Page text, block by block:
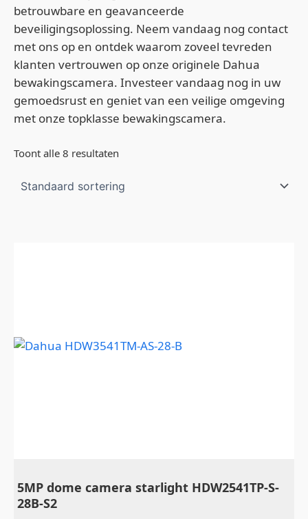
betrouwbare en geavanceerde
beveiligingsoplossing. Neem vandaag nog contact
met ons op en ontdek waarom zoveel tevreden
klanten vertrouwen op onze originele Dahua
bewakingscamera. Investeer vandaag nog in uw
gemoedsrust en geniet van een veilige omgeving
met onze topklasse bewakingscamera.
Toont alle 8 resultaten
5MP dome camera starlight HDW2541TP-S-
28B-S2